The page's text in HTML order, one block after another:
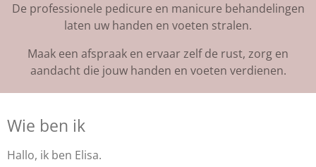
De professionele pedicure en manicure behandelingen
laten uw handen en voeten stralen.
Maak een afspraak en ervaar zelf de rust, zorg en
aandacht die jouw handen en voeten verdienen.
Wie ben ik
Hallo, ik ben Elisa.